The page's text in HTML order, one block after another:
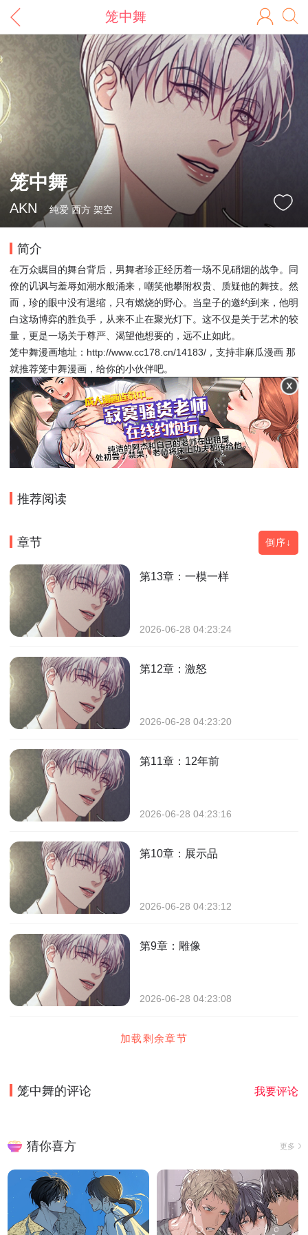
笼中舞
笼中舞
AKN 纯爱 西方 架空
简介
在万众瞩目的舞台背后，男舞者珍正经历着一场不见硝烟的战争。同
僚的讥讽与羞辱如潮水般涌来，嘲笑他攀附权贵、质疑他的舞技。然
而，珍的眼中没有退缩，只有燃烧的野心。当皇子的邀约到来，他明
白这场博弈的胜负手，从来不止在聚光灯下。这不仅是关于艺术的较
量，更是一场关于尊严、渴望他想要的，远不止如此。
笼中舞漫画地址：http://www.cc178.cn/14183/，支持非麻瓜漫画 那
就推荐笼中舞漫画，给你的小伙伴吧。
推荐阅读
章节 倒序↓
第13章：一模一样
2026-06-28 04:23:24
第12章：激怒
2026-06-28 04:23:20
第11章：12年前
2026-06-28 04:23:16
第10章：展示品
2026-06-28 04:23:12
第9章：雕像
2026-06-28 04:23:08
加载剩余章节
笼中舞的评论 我要评论
猜你喜方 更多